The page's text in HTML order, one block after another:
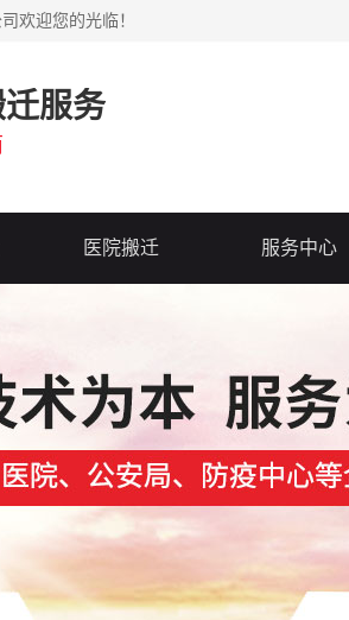
欢迎您的光临！
服务
医院搬迁 服务中心